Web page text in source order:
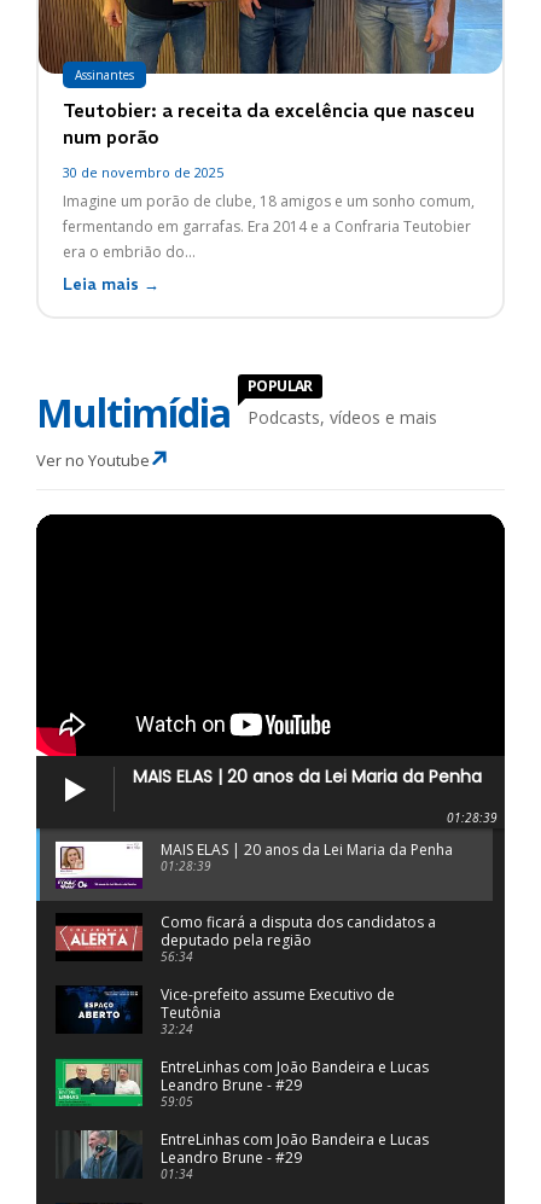
Assinantes
Teutobier: a receita da excelência que nasceu
num porão
30 de novembro de 2025
Imagine um porão de clube, 18 amigos e um sonho comum,
fermentando em garrafas. Era 2014 e a Confraria Teutobier
era o embrião do...
Leia mais →
Multimídia
POPULAR
Podcasts, vídeos e mais
Ver no Youtube
MAIS ELAS | 20 anos da Lei Maria da Penha
01:28:39
MAIS ELAS | 20 anos da Lei Maria da Penha
01:28:39
Como ficará a disputa dos candidatos a
deputado pela região
56:34
Vice-prefeito assume Executivo de
Teutônia
32:24
EntreLinhas com João Bandeira e Lucas
Leandro Brune - #29
59:05
EntreLinhas com João Bandeira e Lucas
Leandro Brune - #29
01:34